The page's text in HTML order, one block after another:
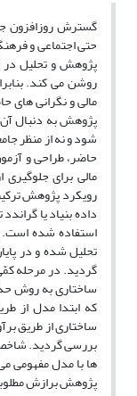
گسترش روزافزون
حتی اجتماعی و
پژوهش و تحلیل در
روشن می کند.
مالی و نگرانی های
پژوهش به دنبال
شود و نه از منظر
حاضر، طراحی و
مالی برای جلوگیری
رویکرد پژوهش
داده بنیاد یا
تحلیل شده و در
گردید. در مرحله
که ابتدا مدل از
ساختاری از طریق
بررسی گردید.
ها با مدل مفهومی
پژوهش برازش